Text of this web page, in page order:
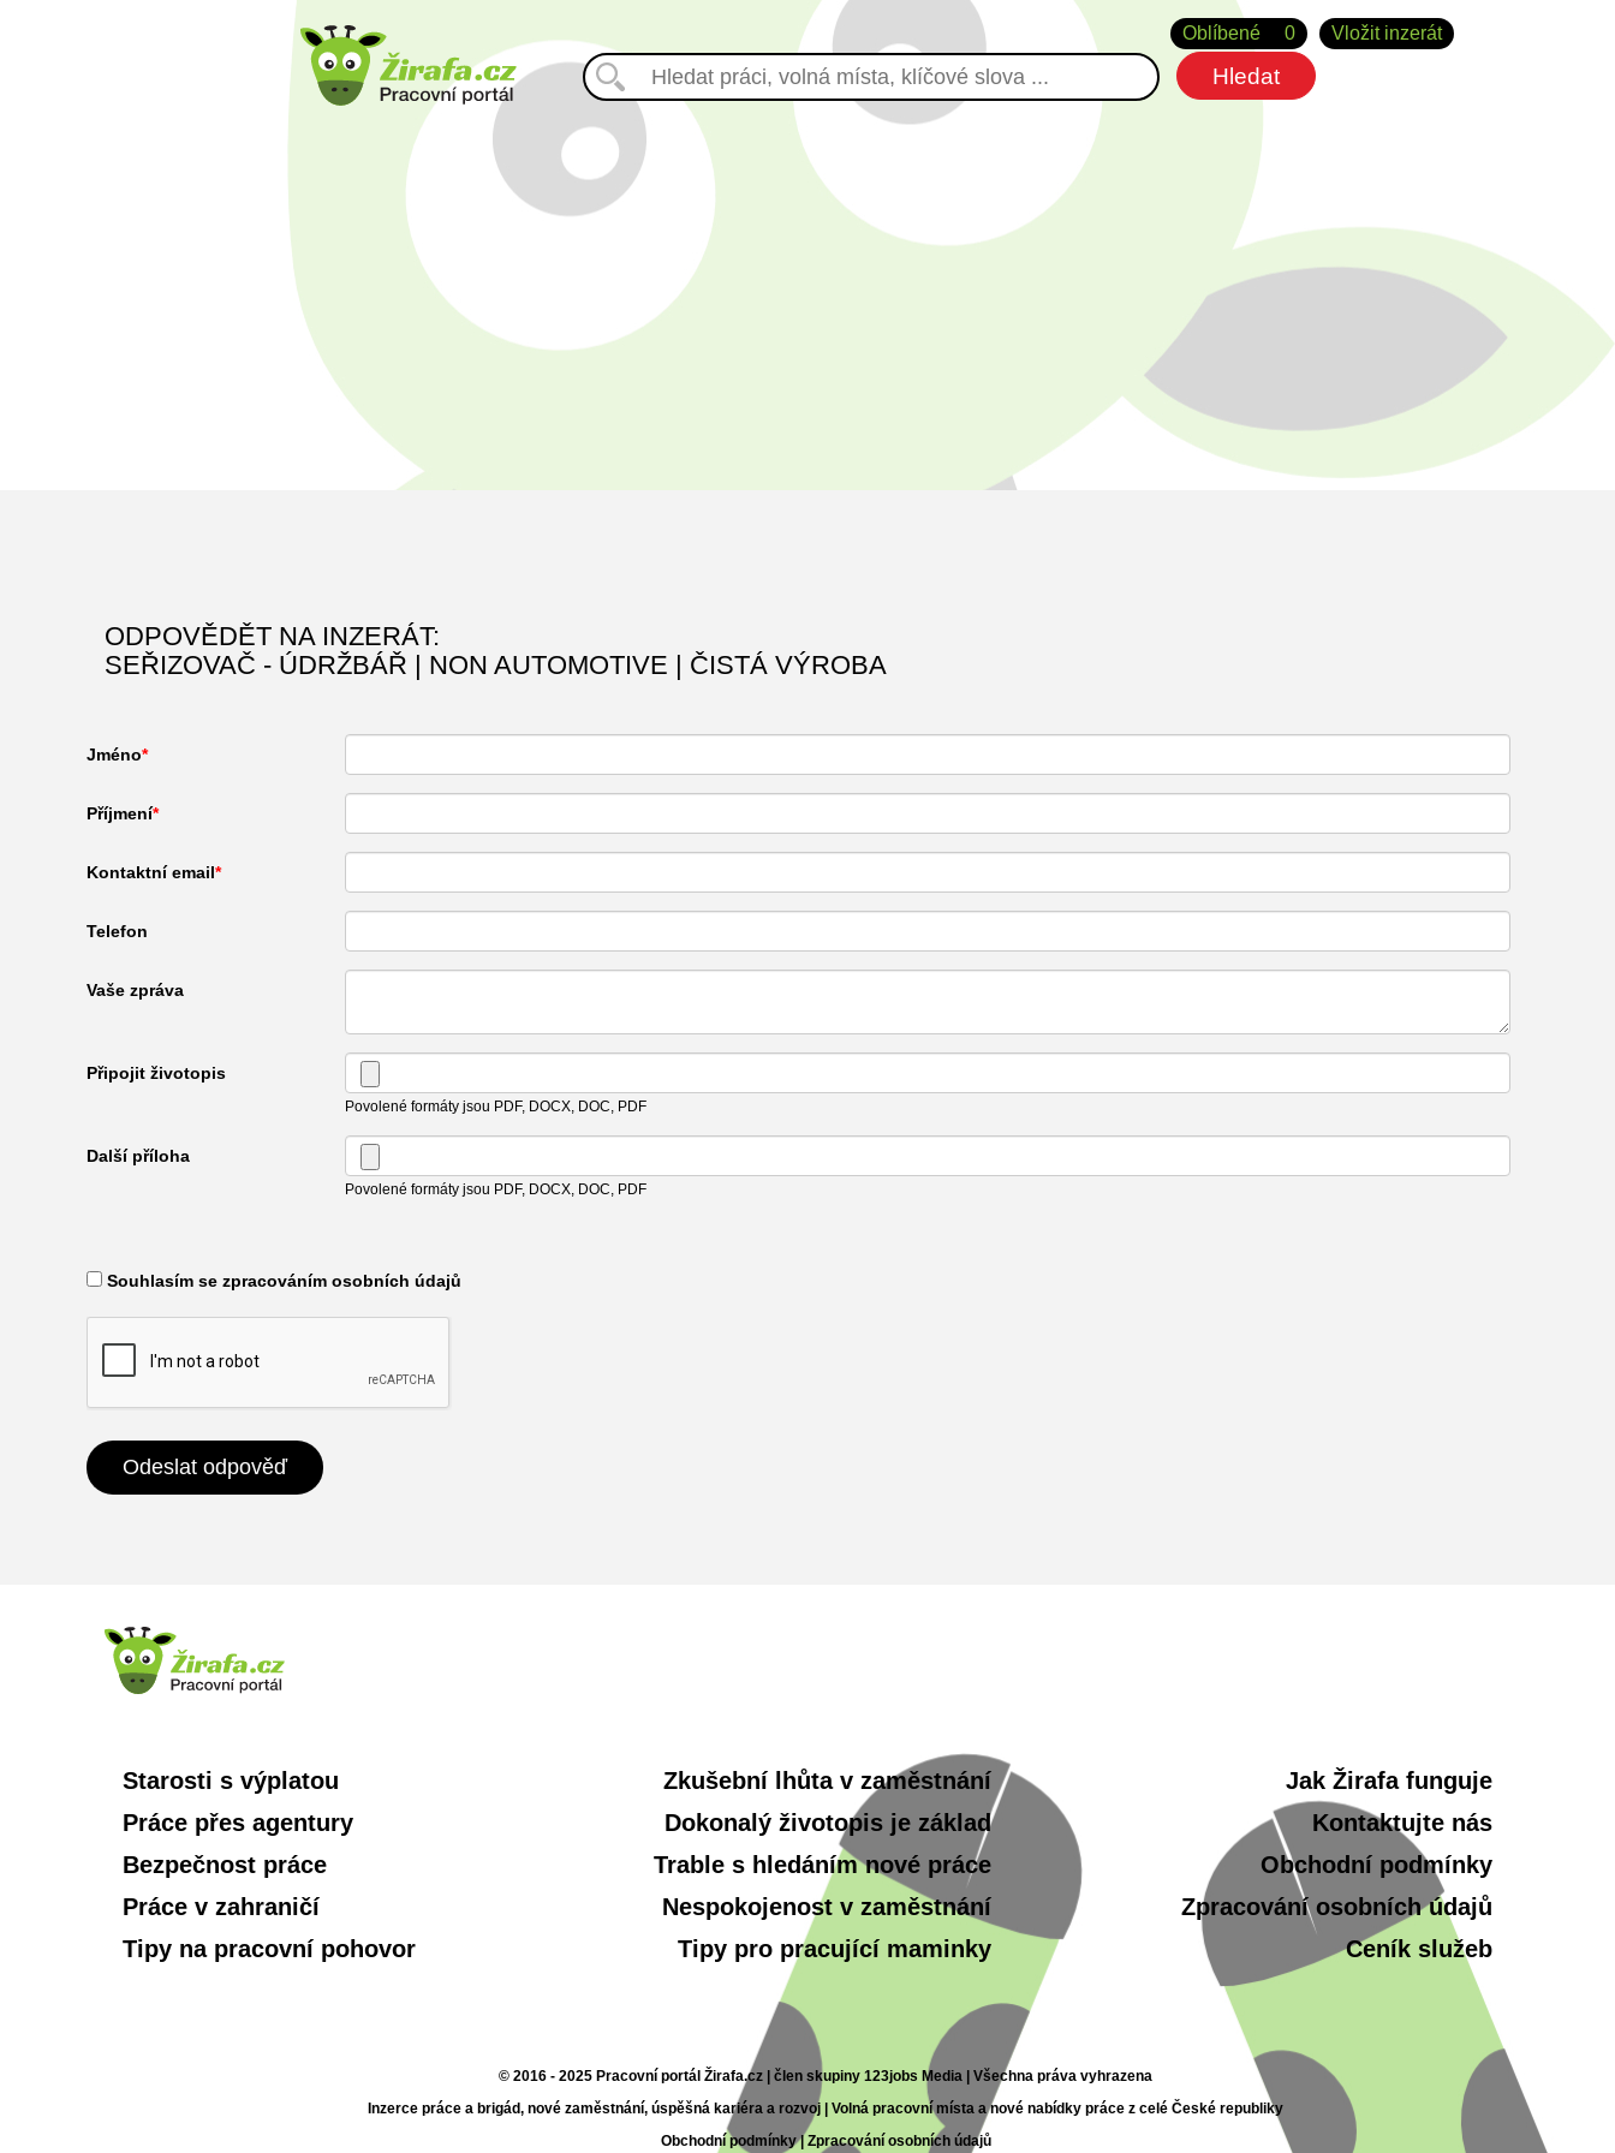
Vložit inzerát
Oblíbené 0
ODPOVĚDĚT NA INZERÁT:
SEŘIZOVAČ - ÚDRŽBÁŘ | NON AUTOMOTIVE | ČISTÁ VÝROBA
Jméno
Příjmení
Kontaktní email
Telefon
Vaše zpráva
Připojit životopis
Povolené formáty jsou PDF, DOCX, DOC, PDF
Další příloha
Povolené formáty jsou PDF, DOCX, DOC, PDF
​ Souhlasím se zpracováním osobních údajů
Starosti s výplatou
Práce přes agentury
Bezpečnost práce
Práce v zahraničí
Tipy na pracovní pohovor
Zkušební lhůta v zaměstnání
Dokonalý životopis je základ
Trable s hledáním nové práce
Nespokojenost v zaměstnání
Tipy pro pracující maminky
Jak Žirafa funguje
Kontaktujte nás
Obchodní podmínky
Zpracování osobních údajů
Ceník služeb
© 2016 - 2025 Pracovní portál Žirafa.cz | člen skupiny 123jobs Media | Všechna práva vyhrazena
Inzerce práce a brigád, nové zaměstnání, úspěšná kariéra a rozvoj | Volná pracovní místa a nové nabídky práce z celé České republiky
Obchodní podmínky| Zpracování osobních údajů